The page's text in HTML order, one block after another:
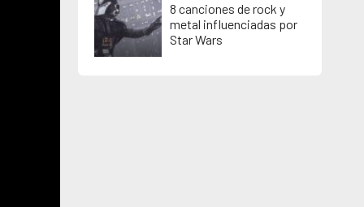
8 canciones de rock y
metal influenciadas por
Star Wars